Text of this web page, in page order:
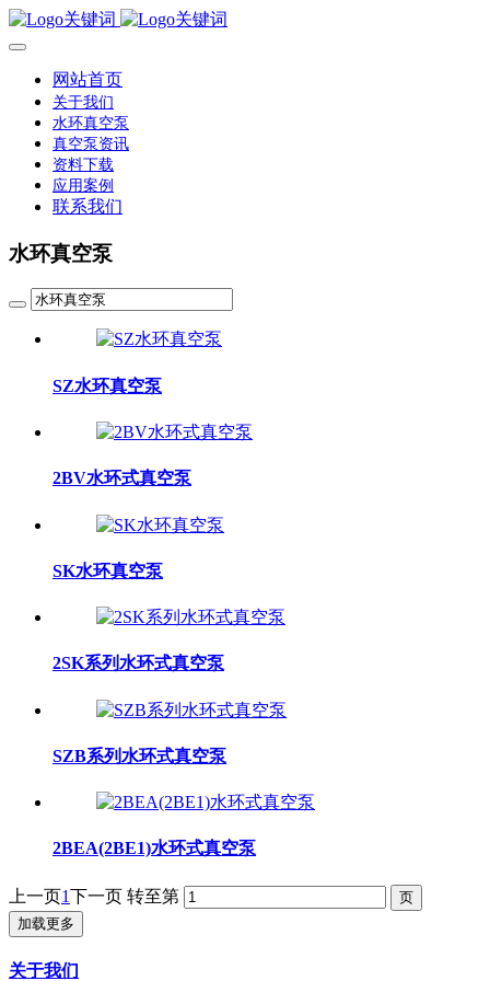
网站首页
关于我们
水环真空泵
真空泵资讯
资料下载
应用案例
联系我们
水环真空泵
SZ水环真空泵
2BV水环式真空泵
SK水环真空泵
2SK系列水环式真空泵
SZB系列水环式真空泵
2BEA(2BE1)水环式真空泵
上一页1下一页 转至第
加载更多
关于我们